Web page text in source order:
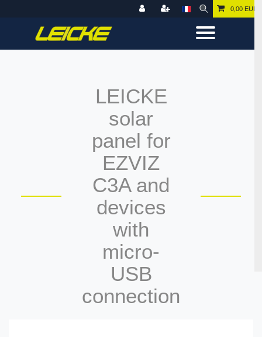
0,00 EUR
LEICKE
solar
panel for
EZVIZ
C3A and
devices
with
micro-
USB
connection